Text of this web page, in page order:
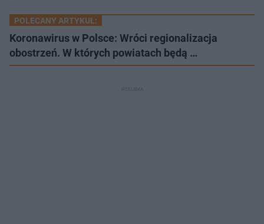
POLECANY ARTYKUŁ:
Koronawirus w Polsce: Wróci regionalizacja
obostrzeń. W których powiatach będą …